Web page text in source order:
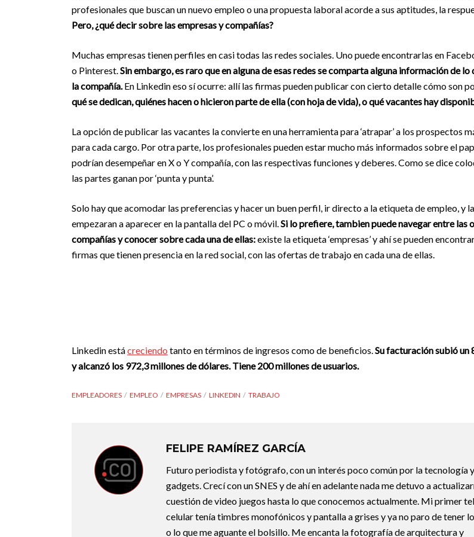
profesionales que buscan un nuevo empleo o una propuesta laboral acorde a sus aptitudes, la
Pero, ¿qué decir sobrelas empresas y compañías?
Muchas empresas tienen perfiles en casi todas las redes sociales. Uno puede encontrarlas en
o Pinterest.Sin embargo, es raro que en alguna de esas redes se comparta alguna información de lo
la compañía.En Linkedin eso sí ocurre: allí las firmas pueden publicar con cierto detalle cómo son
qué se dedican,quiénes hacen o hicieron parte de ella (con hoja de vida), o qué vacantes hay
La opción de publicar las vacantes la convierte en una herramienta para ‘atrapar’ a los prospectos
para cada cargo. Por otra parte, los profesionales pueden estar mucho más informados sobre el
podrían desempeñar en X o Y compañía, con las respectivas funciones y deberes. Como se dice
las partes ganan por ‘punta y punta’.
Solo hay que acomodar las preferencias y hacer un buen perfil, ir directo a la etiqueta de empleo, y
empezaran a aparecer en la pantalla del PC o móvil.Si lo prefiere, tambien puede navegar entre las
compañías y conocer sobre cada una de ellas:existe la etiqueta ‘empresas’ y ahí se pueden
firmas que tienen presencia en la red social, con las ofertas de trabajo en cada una de ellas.
Linkedin estácreciendo tanto en términos de ingresos como de beneficios.Su facturación subió un
y alcanzó los 972,3 millones de dólares. Tiene 200 millones de usuarios.
EMPLEADORES EMPLEO EMPRESAS LINKEDIN TRABAJO
FELIPE RAMÍREZ GARCÍA
Futuro periodista y fotógrafo, con un interés poco común por la tecnología
gadgets. Crecí con un SNES y de ahí en adelante nada me detuvo a
cuestión de video juegos hasta lo que conocemos actualmente. Mi primer
celular tenía timbres monofónicos y pantalla a grises y ya no paro de tener
o lo que me aguante el bolsillo. Me encanta la fotografía de arquitectura y